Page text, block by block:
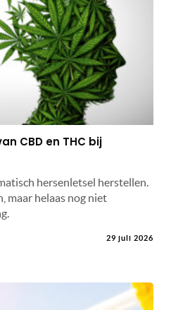
CBD en THC bij
hersenletsel herstellen.
maar helaas nog niet
29 juli 2026